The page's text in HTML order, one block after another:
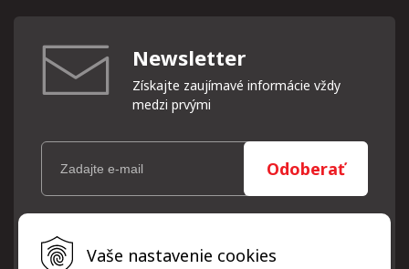
Vaše nastavenie cookies
Newsletter
Získajte zaujímavé informácie vždy
medzi prvými
Odoberať
Vaše osobné údaje (email) budeme spracovávať len za týmto
účelom v súlade s platnou legislatívou a zásadami ochrany